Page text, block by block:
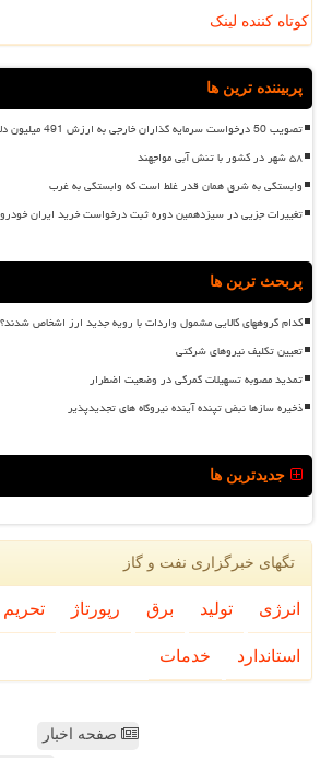
کوتاه کننده لینک
پربیننده ترین ها
تصویب 50 درخواست سرمایه گذاران خارجی به ارزش 491 میلیون دلار در هیأت سرمایه گذاری
۵۸ شهر در کشور با تنش آبی مواجهند
وابستگی به شرق همان قدر غلط است که وابستگی به غرب
تغییرات جزیی در سیزدهمین دوره ثبت درخواست خرید ایران
پربحث ترین ها
کدام گروههای کالایی مشمول واردات با رویه جدید ارز اشخاص شدند؟
تعیین تکلیف نیروهای شرکتی
تمدید مصوبه تسهیلات گمرکی در وضعیت اضطرار
ذخیره سازها نبض تپنده آینده نیروگاه های تجدیدپذیر
جدیدترین ها
تگهای خبرگزاری نفت و گاز
انرژی تولید برق رپورتاژ تحریم
استاندارد خدمات
صفحه اخبار